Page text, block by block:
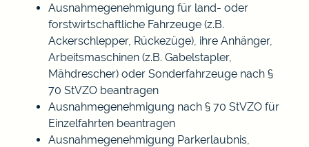
Ausnahmegenehmigung für land- oder
forstwirtschaftliche Fahrzeuge (z.B.
Ackerschlepper, Rückezüge), ihre Anhänger,
Arbeitsmaschinen (z.B. Gabelstapler,
Mähdrescher) oder Sonderfahrzeuge nach §
70 StVZO beantragen
Ausnahmegenehmigung nach § 70 StVZO für
Einzelfahrten beantragen
Ausnahmegenehmigung Parkerlaubnis,